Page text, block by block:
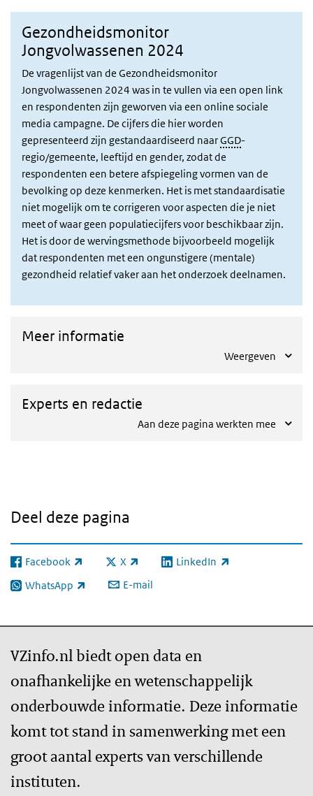
Gezondheidsmonitor
Jongvolwassenen 2024
De vragenlijst van de Gezondheidsmonitor
Jongvolwassenen 2024 was in te vullen via een open link
en respondenten zijn geworven via een online sociale
media campagne. De cijfers die hier worden
gepresenteerd zijn gestandaardiseerd naarGGD-
regio/gemeente, leeftijd en gender, zodat de
respondenten een betere afspiegeling vormen van de
bevolking op deze kenmerken. Het is met standaardisatie
niet mogelijk om te corrigeren voor aspecten die je niet
meet of waar geen populatiecijfers voor beschikbaar zijn.
Het is door de wervingsmethode bijvoorbeeld mogelijk
dat respondenten met een ongunstigere (mentale)
gezondheid relatief vaker aan het onderzoek deelnamen.
Meer informatie
Weergeven
Experts en redactie
Aan deze pagina werkten mee
Deel deze pagina
Facebook
(externe link) X
(externe link) LinkedIn
(externe link)
WhatsApp
(externe link) E-mail
VZinfo.nl biedt open data en
onafhankelijke en wetenschappelijk
onderbouwde informatie. Deze informatie
komt tot stand in samenwerking met een
groot aantal experts van verschillende
instituten.